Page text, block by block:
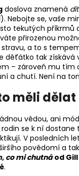
doslova znamená
Nebojte se, vaše
tekutých příkrmů
přirozenou
a to s
děťátko tak získává
– zároveň mu tím
a chutí. Není na
měli dělat
vědou, ani
se k ní dostane
V posledních
povědomí a
co mi chutnáod Gill
.